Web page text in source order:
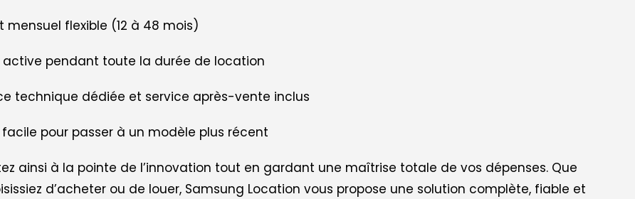
mensuel flexible (12 à 48 mois)
active pendant toute la durée de location
technique dédiée et service après-vente inclus
facile pour passer à un modèle plus récent
ainsi à la pointe de l’innovation tout en gardant une maîtrise totale de vos dépenses. Que
d’acheter ou de louer, Samsung Location vous propose une solution complète, fiable et